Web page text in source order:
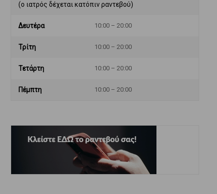
(ο ιατρός δέχεται κατόπιν ραντεβού)
Δευτέρα 10:00 – 20:00
Τρίτη 10:00 – 20:00
Τετάρτη 10:00 – 20:00
Πέμπτη 10:00 – 20:00